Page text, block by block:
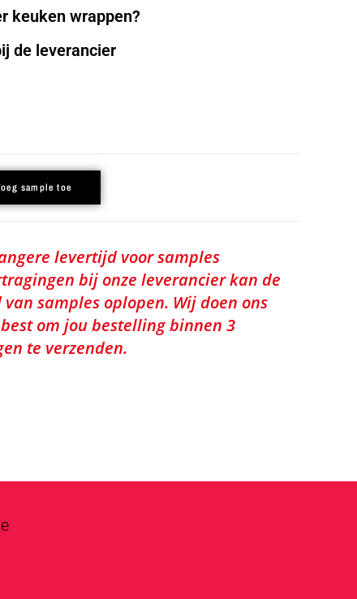
keuken wrappen?
de leverancier
sample toe
levertijd voor samples
bij onze leverancier kan de
samples oplopen. Wij doen ons
om jou bestelling binnen 3
te verzenden.